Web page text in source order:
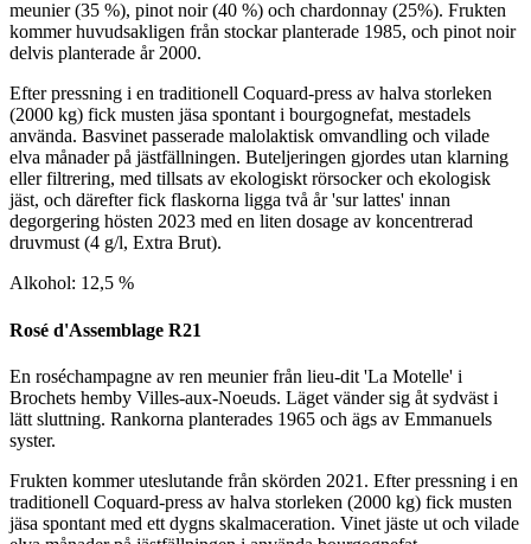
meunier (35 %), pinot noir (40 %) och chardonnay (25%). Frukten
kommer huvudsakligen från stockar planterade 1985, och pinot noir
delvis planterade år 2000.
Efter pressning i en traditionell Coquard-press av halva storleken
(2000 kg) fick musten jäsa spontant i bourgognefat, mestadels
använda. Basvinet passerade malolaktisk omvandling och vilade
elva månader på jästfällningen. Buteljeringen gjordes utan klarning
eller filtrering, med tillsats av ekologiskt rörsocker och ekologisk
jäst, och därefter fick flaskorna ligga två år 'sur lattes' innan
degorgering hösten 2023 med en liten dosage av koncentrerad
druvmust (4 g/l, Extra Brut).
Alkohol: 12,5 %
Rosé d'Assemblage R21
En roséchampagne av ren meunier från lieu-dit 'La Motelle' i
Brochets hemby Villes-aux-Noeuds. Läget vänder sig åt sydväst i
lätt sluttning. Rankorna planterades 1965 och ägs av Emmanuels
syster.
Frukten kommer uteslutande från skörden 2021. Efter pressning i en
traditionell Coquard-press av halva storleken (2000 kg) fick musten
jäsa spontant med ett dygns skalmaceration. Vinet jäste ut och vilade